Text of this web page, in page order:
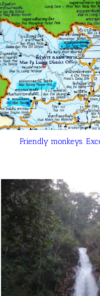
Friendly monkeys.